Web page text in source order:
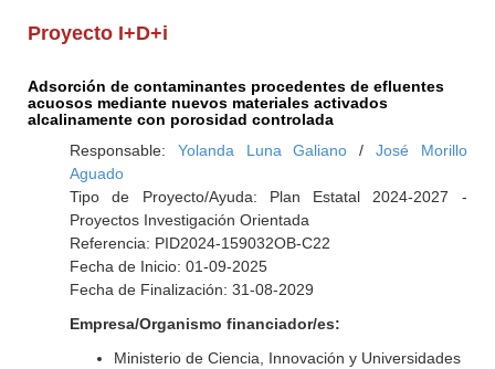
Proyecto I+D+i
Adsorción de contaminantes procedentes de efluentes
acuosos mediante nuevos materiales activados
alcalinamente con porosidad controlada
Responsable: Yolanda Luna Galiano /José Morillo
Aguado
Tipo de Proyecto/Ayuda: Plan Estatal 2024-2027 -
Proyectos Investigación Orientada
Referencia: PID2024-159032OB-C22
Fecha de Inicio: 01-09-2025
Fecha de Finalización: 31-08-2029
Empresa/Organismo financiador/es:
Ministerio de Ciencia, Innovación y Universidades